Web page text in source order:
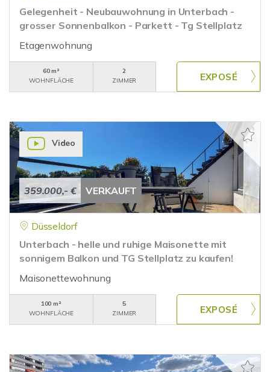
Gelegenheit - Neubauwohnung in Unterbach -
grosser Sonnenbalkon - Parkett - Tg Stellplatz
Etagenwohnung
60 m²
WOHNFLÄCHE
2
ZIMMER
359.000,- € VERKAUFT
Video
Düsseldorf
Unterbach - helle und ruhige Maisonette mit
sonnigem Balkon und TG Stellplatz zu kaufen!
Maisonettewohnung
100 m²
WOHNFLÄCHE
5
ZIMMER